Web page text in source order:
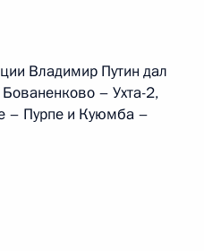
Владимир Путин дал
Бованенково – Ухта-2,
– Пурпе и Куюмба –